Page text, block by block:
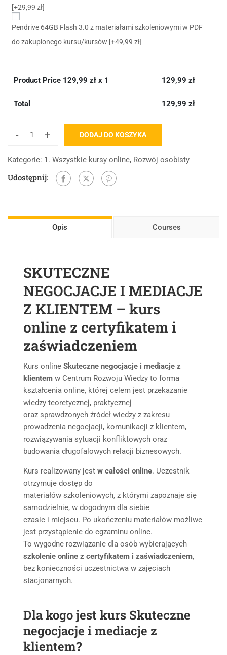
[+29,99 zł]
Pendrive 64GB Flash 3.0 z materiałami szkoleniowymi w PDF
do zakupionego kursu/kursów [+49,99 zł]
Product Price 129,99 zł x 1 129,99 zł
Total 129,99 zł
- + DODAJ DO KOSZYKA
Kategorie: 1. Wszystkie kursy online, Rozwój osobisty
Udostępnij:
Opis Courses
SKUTECZNE
NEGOCJACJE I MEDIACJE
Z KLIENTEM – kurs
online z certyfikatem i
zaświadczeniem
Kurs online Skuteczne negocjacje i mediacje z
klientem w Centrum Rozwoju Wiedzy to forma
kształcenia online, której celem jest przekazanie
wiedzy teoretycznej, praktycznej
oraz sprawdzonych źródeł wiedzy z zakresu
prowadzenia negocjacji, komunikacji z klientem,
rozwiązywania sytuacji konfliktowych oraz
budowania długofalowych relacji biznesowych.
Kurs realizowany jest w całości online. Uczestnik
otrzymuje dostęp do
materiałów szkoleniowych, z którymi zapoznaje się
samodzielnie, w dogodnym dla siebie
czasie i miejscu. Po ukończeniu materiałów możliwe
jest przystąpienie do egzaminu online.
To wygodne rozwiązanie dla osób wybierających
szkolenie online z certyfikatem i zaświadczeniem,
bez konieczności uczestnictwa w zajęciach
stacjonarnych.
Dla kogo jest kurs Skuteczne
negocjacje i mediacje z
klientem?